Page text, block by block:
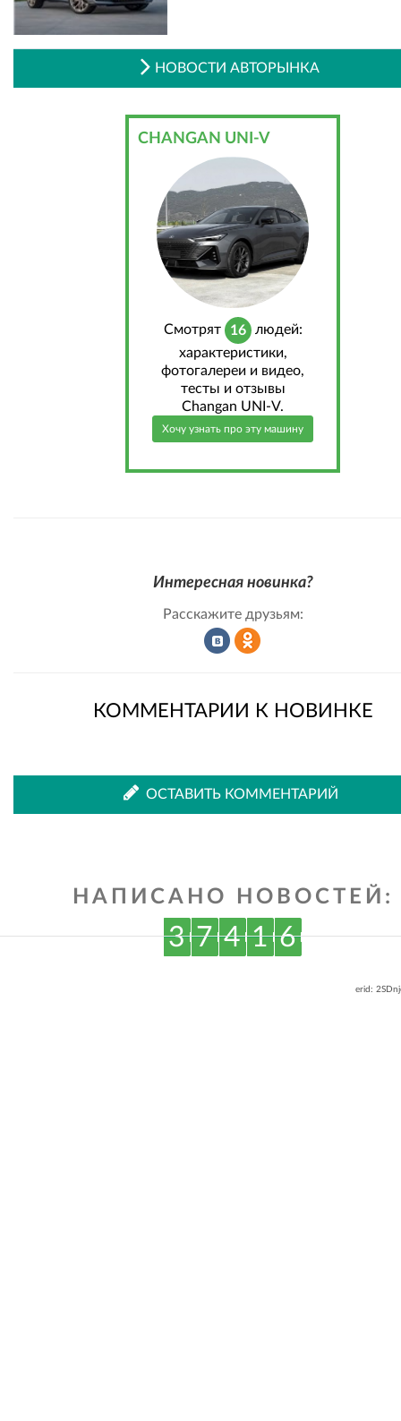
НОВОСТИ АВТОРЫНКА
CHANGAN UNI-V
Cмотрят 16 людей:
характеристики,
фотогалереи и видео,
тесты и отзывы
Changan UNI-V.
Хочу узнать про эту машину
Интересная новинка?
Расскажите друзьям:
КОММЕНТАРИИ К НОВИНКЕ
ОСТАВИТЬ КОММЕНТАРИЙ
НАПИСАНО НОВОСТЕЙ:
3 7 4 1 6
erid: